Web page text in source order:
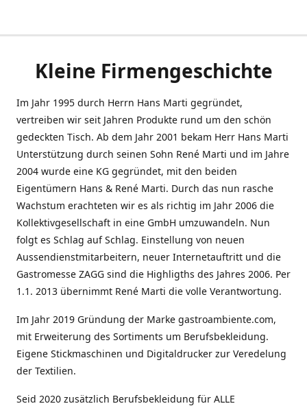
Kleine Firmengeschichte
Im Jahr 1995 durch Herrn Hans Marti gegründet,
vertreiben wir seit Jahren Produkte rund um den schön
gedeckten Tisch. Ab dem Jahr 2001 bekam Herr Hans Marti
Unterstützung durch seinen Sohn René Marti und im Jahre
2004 wurde eine KG gegründet, mit den beiden
Eigentümern Hans & René Marti. Durch das nun rasche
Wachstum erachteten wir es als richtig im Jahr 2006 die
Kollektivgesellschaft in eine GmbH umzuwandeln. Nun
folgt es Schlag auf Schlag. Einstellung von neuen
Aussendienstmitarbeitern, neuer Internetauftritt und die
Gastromesse ZAGG sind die Highligths des Jahres 2006. Per
1.1. 2013 übernimmt René Marti die volle Verantwortung.
Im Jahr 2019 Gründung der Marke gastroambiente.com,
mit Erweiterung des Sortiments um Berufsbekleidung.
Eigene Stickmaschinen und Digitaldrucker zur Veredelung
der Textilien.
Seid 2020 zusätzlich Berufsbekleidung für ALLE